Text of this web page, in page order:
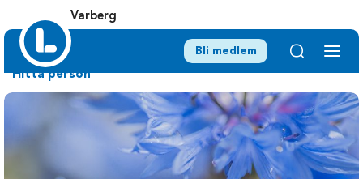
Varberg
Bli medlem
Hitta person